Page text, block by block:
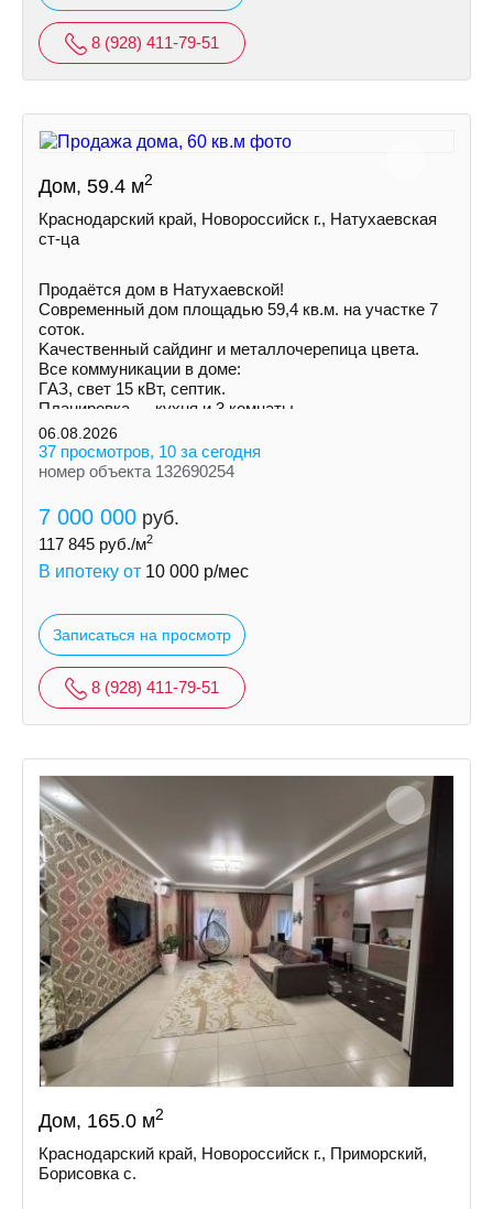
8 (928) 411-79-51
Дом, 59.4 м2
Краснодарский край, Новороссийск г., Натухаевская
ст-ца
Продаётся дом в Натухаевской!
Современный дом площадью 59,4 кв.м. на учaстке 7
соток.
Kачecтвенный сайдинг и металлочepeпица цветa.
Все коммуникации в доме:
ГAЗ, свет 15 кВт, септик.
Планировка — кухня и 3 комнаты.
Установлены радиаторы.
06.08.2026
37 просмотров, 10 за сегодня
номер объекта 132690254
7 000 000 руб.
117 845 руб./м2
В ипотеку от 10 000 р/мес
Записаться на просмотр
8 (928) 411-79-51
Дом, 165.0 м2
Краснодарский край, Новороссийск г., Приморский,
Борисовка с.